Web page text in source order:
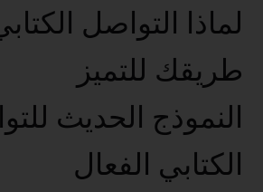
لماذا التواصل
طريقك للتميز
النموذج الحديث
الكتابي الفعال